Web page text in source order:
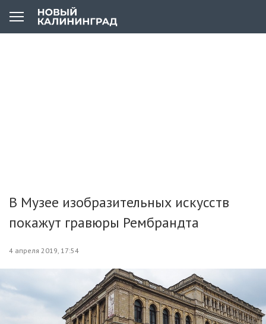
В Музее изобразительных искусств
покажут гравюры Рембрандта
4 апреля 2019, 17:54